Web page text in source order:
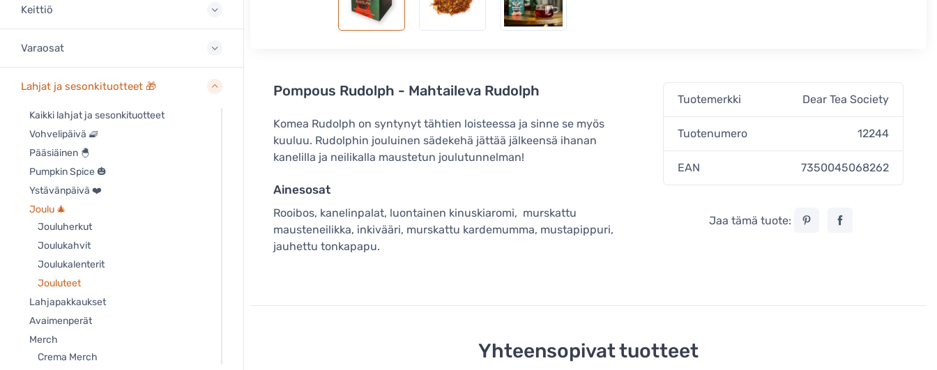
Keittiö
Varaosat
Lahjat ja sesonkituotteet 🎁
Kaikki lahjat ja sesonkituotteet
Vohvelipäivä 🧇
Pääsiäinen 🐣
Pumpkin Spice 🎃
Ystävänpäivä ❤️
Joulu 🎄
Jouluherkut
Joulukahvit
Joulukalenterit
Jouluteet
Lahjapakkaukset
Avaimenperät
Merch
Crema Merch
Pompous Rudolph - Mahtaileva Rudolph
Komea Rudolph on syntynyt tähtien loisteessa ja sinne se myös
kuuluu. Rudolphin jouluinen sädekehä jättää jälkeensä ihanan
kanelilla ja neilikalla maustetun joulutunnelman!
Ainesosat
Rooibos, kanelinpalat, luontainen kinuskiaromi, murskattu
mausteneilikka, inkivääri, murskattu kardemumma, mustapippuri,
jauhettu tonkapapu.
Tuotemerkki Dear Tea Society
Tuotenumero 12244
EAN 7350045068262
Jaa tämä tuote:
Yhteensopivat tuotteet